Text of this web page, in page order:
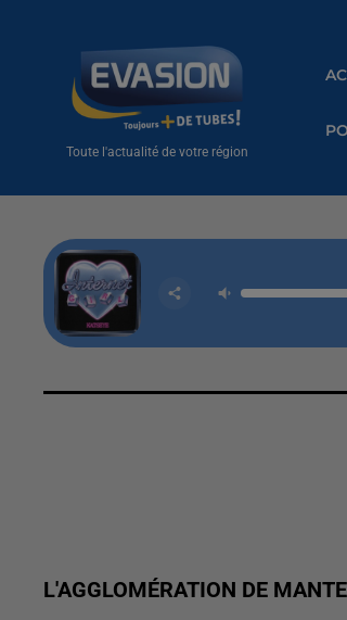
Toute l'actualité de votre région
L'AGGLOMÉRATION DE